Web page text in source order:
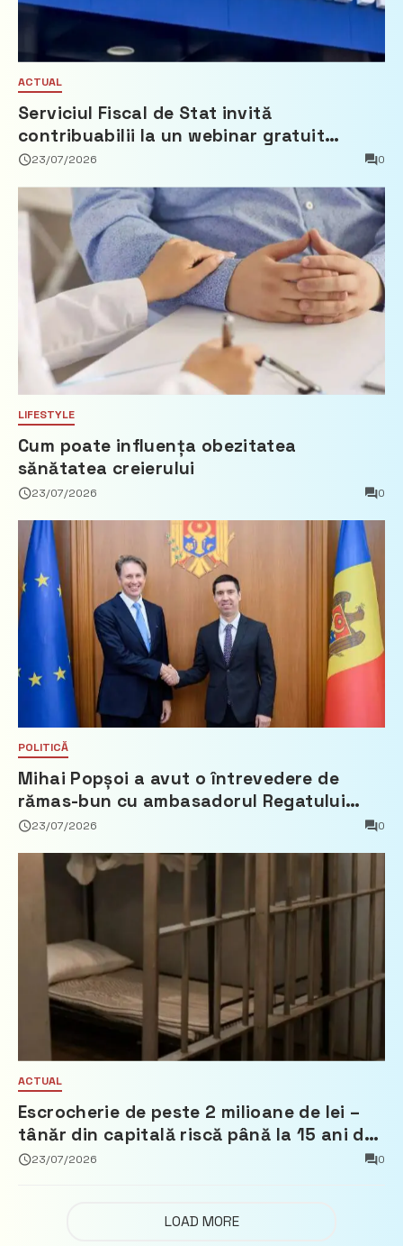
ACTUAL
Serviciul Fiscal de Stat invită
contribuabilii la un webinar gratuit
privind calculul impozitului pe bunurile
23/07/2026 0
LIFESTYLE
Cum poate influența obezitatea
sănătatea creierului
23/07/2026 0
POLITICĂ
Mihai Popșoi a avut o întrevedere de
rămas-bun cu ambasadorul Regatului
Țărilor de Jos, Fred Duijn
23/07/2026 0
ACTUAL
Escrocherie de peste 2 milioane de lei –
tânăr din capitală riscă până la 15 ani de
închisoare
23/07/2026 0
LOAD MORE